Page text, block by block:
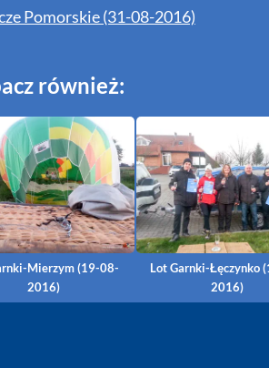
Pomorskie (31-08-2016)
również:
Mierzym (19-08-
2016)
Lot Garnki-Łęczynko
2016)